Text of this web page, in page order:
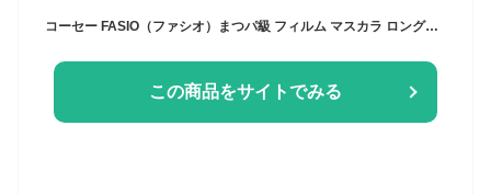
コーセー FASIO（ファシオ）まつパ級 フィルム マスカラ ロング＆ボリューム 6g 全2色 繊維入り お湯で落ちる
この商品をサイトでみる